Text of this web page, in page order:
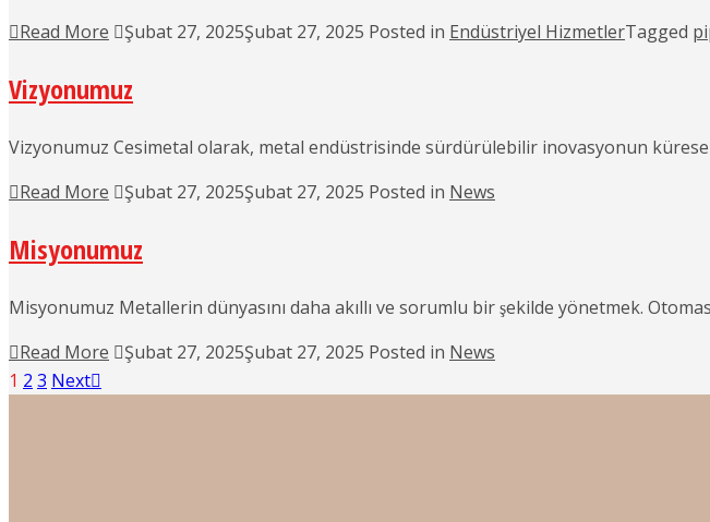
Read More
Şubat 27, 2025Şubat 27, 2025 Posted in Endüstriyel HizmetlerTagged
Vizyonumuz
Vizyonumuz Cesimetal olarak, metal endüstrisinde sürdürülebilir inovasyonun
Read More
Şubat 27, 2025Şubat 27, 2025 Posted in News
Misyonumuz
Misyonumuz Metallerin dünyasını daha akıllı ve sorumlu bir şekilde yönetmek.
Read More
Şubat 27, 2025Şubat 27, 2025 Posted in News
1 2 3 Next